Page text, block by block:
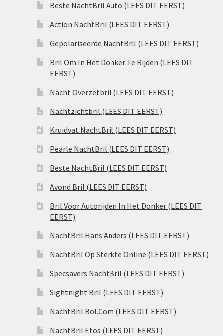
Beste NachtBril Auto (LEES DIT EERST)
Action NachtBril (LEES DIT EERST)
Gepolariseerde NachtBril (LEES DIT EERST)
Bril Om In Het Donker Te Rijden (LEES DIT
EERST)
Nacht Overzetbril (LEES DIT EERST)
Nachtzichtbril (LEES DIT EERST)
Kruidvat NachtBril (LEES DIT EERST)
Pearle NachtBril (LEES DIT EERST)
Beste NachtBril (LEES DIT EERST)
Avond Bril (LEES DIT EERST)
Bril Voor Autorijden In Het Donker (LEES DIT
EERST)
NachtBril Hans Anders (LEES DIT EERST)
NachtBril Op Sterkte Online (LEES DIT EERST)
Specsavers NachtBril (LEES DIT EERST)
Sightnight Bril (LEES DIT EERST)
NachtBril Bol.Com (LEES DIT EERST)
NachtBril Etos (LEES DIT EERST)